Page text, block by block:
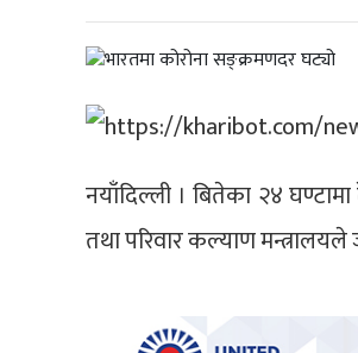
नयाँदिल्ली । बितेका २४
तथा परिवार कल्याण